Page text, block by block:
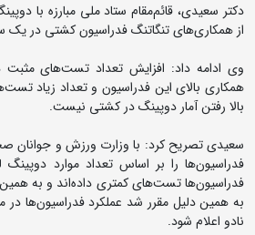
دکتر سعیدی، قائم‌مقام ستاد ملی مبارزه با
از همکاری‌های تنگاتنگ فدراسیون کشتی در
وی ادامه داد: افزایش تعداد تست‌های
همکاری بالای این فدراسیون و تعداد زیاد
بالا رفتن آمار دوپینگ در کشتی نیست.
سعیدی تصریح کرد: با وزارت ورزش و جوانان
فدراسیون‌ها را بر اساس تعداد موارد دوپینگ
فدراسیون‌ها تست‌های کمتری داده‌اند و به
به همین دلیل مقرر شد عملکرد فدراسیون‌ها
نادو اعلام شود.